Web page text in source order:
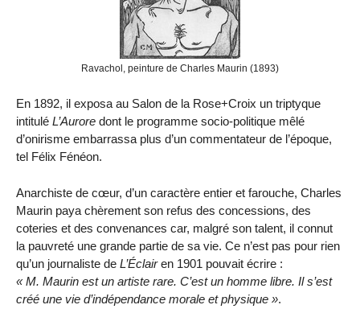
Ravachol, peinture de Charles Maurin (1893)
En 1892, il exposa au Salon de la Rose+Croix un triptyque
intitulé L’Aurore dont le programme socio-politique mêlé
d’onirisme embarrassa plus d’un commentateur de l’époque,
tel Félix Fénéon.
Anarchiste de cœur, d’un caractère entier et farouche, Charles
Maurin paya chèrement son refus des concessions, des
coteries et des convenances car, malgré son talent, il connut
la pauvreté une grande partie de sa vie. Ce n’est pas pour rien
qu’un journaliste de L’Éclairen 1901 pouvait écrire :
M. Maurin est un artiste rare. C’est un homme libre. Il s’est
créé une vie d’indépendance morale et physique
.